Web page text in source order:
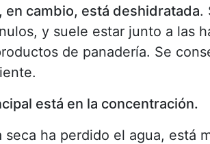
en cambio, está deshidratada.
y suele estar junto a las
de panadería. Se
está en la concentración.
seca ha perdido el agua, está